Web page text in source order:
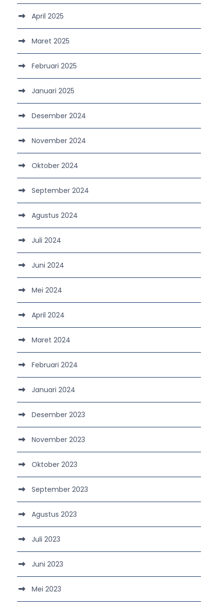
April 2025
Maret 2025
Februari 2025
Januari 2025
Desember 2024
November 2024
Oktober 2024
September 2024
Agustus 2024
Juli 2024
Juni 2024
Mei 2024
April 2024
Maret 2024
Februari 2024
Januari 2024
Desember 2023
November 2023
Oktober 2023
September 2023
Agustus 2023
Juli 2023
Juni 2023
Mei 2023